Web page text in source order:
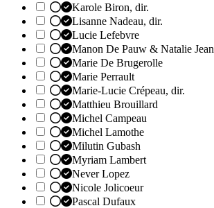
Karole Biron, dir.
Lisanne Nadeau, dir.
Lucie Lefebvre
Manon De Pauw & Natalie Jean
Marie De Brugerolle
Marie Perrault
Marie-Lucie Crépeau, dir.
Matthieu Brouillard
Michel Campeau
Michel Lamothe
Milutin Gubash
Myriam Lambert
Never Lopez
Nicole Jolicoeur
Pascal Dufaux